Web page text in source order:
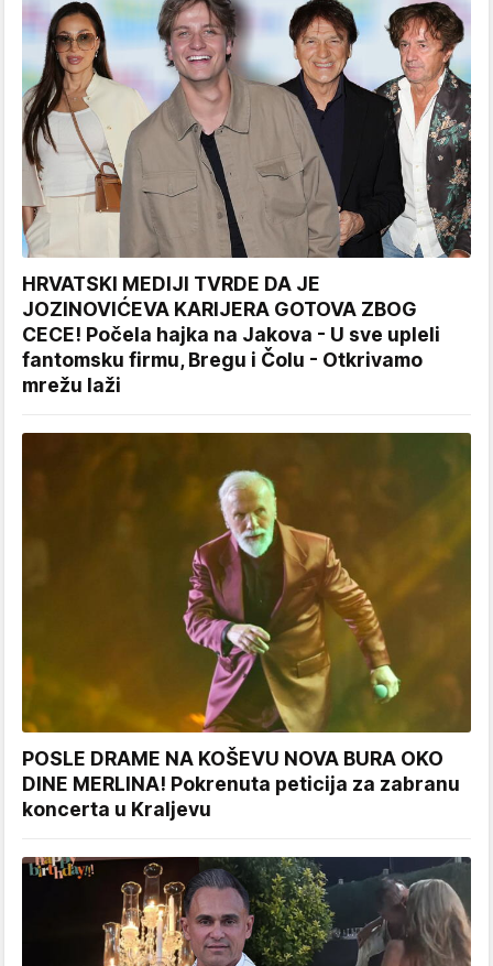
HRVATSKI MEDIJI TVRDE DA JE
JOZINOVIĆEVA KARIJERA GOTOVA ZBOG
CECE! Počela hajka na Jakova - U sve upleli
fantomsku firmu, Bregu i Čolu - Otkrivamo
mrežu laži
POSLE DRAME NA KOŠEVU NOVA BURA OKO
DINE MERLINA! Pokrenuta peticija za zabranu
koncerta u Kraljevu